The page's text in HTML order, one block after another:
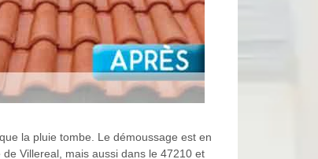
la pluie tombe. Le démoussage est en
Villereal, mais aussi dans le 47210 et